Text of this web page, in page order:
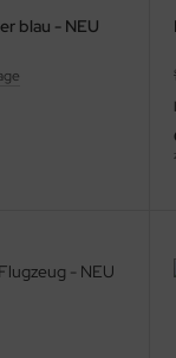
blau - NEU